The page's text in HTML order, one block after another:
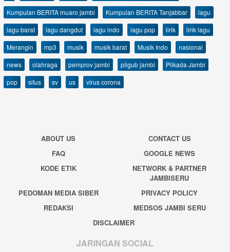
Kumpulan BERITA muaro jambi
Kumpulan BERITA Tanjabbar
lagu
lagu barat
lagu dangdut lagu indo lagu pop lirik
lirik lagu
Merangin
mp3 musik musik barat Musik Indo
nasional
news
olahraga pemprov jambi pilgub jambi
Pilkada Jambi
pop
situs sv us virus corona
ABOUT US
CONTACT US
FAQ
GOOGLE NEWS
KODE ETIK
NETWORK & PARTNER
JAMBISERU
PEDOMAN MEDIA SIBER
PRIVACY POLICY
REDAKSI
MEDSOS JAMBI SERU
DISCLAIMER
JARINGAN SOCIAL